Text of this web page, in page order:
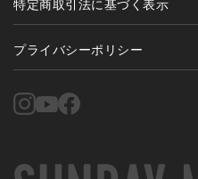
特定商取引法に基づく表示
プライバシーポリシー